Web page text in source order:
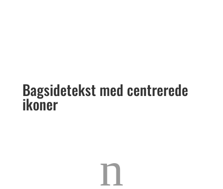
Bagsidetekst med centrerede
ikoner
n